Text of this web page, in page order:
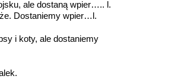
ale dostaną wpier….. l.
Dostaniemy wpier…l.
i koty, ale dostaniemy